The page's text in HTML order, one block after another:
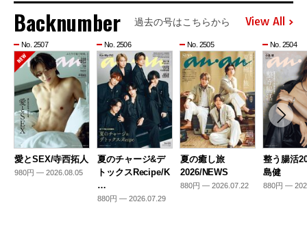
Backnumber 過去の号はこちらから View All
No. 2507
愛とSEX/寺西拓人
980円 — 2026.08.05
No. 2506
夏のチャージ&デ
トックスRecipe/K
…
880円 — 2026.07.29
No. 2505
夏の癒し旅
2026/NEWS
880円 — 2026.07.22
No. 2504
整う腸活
島健
880円 —